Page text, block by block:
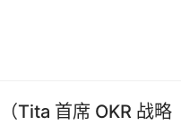
Tita 首席 OKR 战略